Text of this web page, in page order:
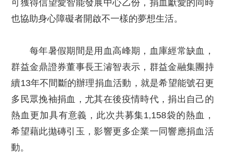
可獲得信望愛智能發展中心乙份，捐血獻愛的同時
也協助身心障礙者開啟不一樣的夢想生活。
每年暑假期間是用血高峰期，血庫經常缺血，
群益金鼎證券董事長王濬智表示，群益金融集團持
續13年不間斷的辦理捐血活動，就是希望能號召更
多民眾挽袖捐血，尤其在後疫情時代，捐出自己的
熱血更加具有意義，此次共募集1,158袋的熱血，
希望藉此拋磚引玉，影響更多企業一同響應捐血活
動。